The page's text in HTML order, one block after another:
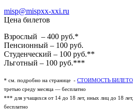
misp@mispxx-xxi.ru
Цена билетов
Взрослый – 400 руб.*
Пенсионный – 100 руб.
Студенческий – 100 руб.**
Льготный – 100 руб.***
* см. подробно на странице - СТОИМОСТЬ
третью среду месяца — бесплатно
*** для учащихся от 14 до 18 лет, иных лиц до 18
бесплатно